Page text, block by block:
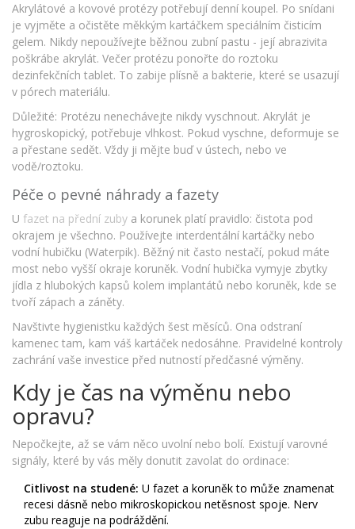
Akrylátové a kovové protézy potřebují denní koupel. Po snídani
je vyjměte a očistěte měkkým kartáčkem speciálním čisticím
gelem. Nikdy nepoužívejte běžnou zubní pastu - její abrazivita
poškrábe akrylát. Večer protézu ponořte do roztoku
dezinfekčních tablet. To zabije plísně a bakterie, které se usazují
v pórech materiálu.
Důležité: Protézu nenechávejte nikdy vyschnout. Akrylát je
hygroskopický, potřebuje vlhkost. Pokud vyschne, deformuje se
a přestane sedět. Vždy ji mějte buď v ústech, nebo ve
vodě/roztoku.
Péče o pevné náhrady a fazety
U fazet na přední zuby a korunek platí pravidlo: čistota pod
okrajem je všechno. Používejte interdentální kartáčky nebo
vodní hubičku (Waterpik). Běžný nit často nestačí, pokud máte
most nebo vyšší okraje koruněk. Vodní hubička vymyje zbytky
jídla z hlubokých kapsů kolem implantátů nebo koruněk, kde se
tvoří zápach a záněty.
Navštivte hygienistku každých šest měsíců. Ona odstraní
kamenec tam, kam váš kartáček nedosáhne. Pravidelné kontroly
zachrání vaše investice před nutností předčasné výměny.
Kdy je čas na výměnu nebo
opravu?
Nepočkejte, až se vám něco uvolní nebo bolí. Existují varovné
signály, které by vás měly donutit zavolat do ordinace:
Citlivost na studené: U fazet a koruněk to může znamenat
recesi dásně nebo mikroskopickou netěsnost spoje. Nerv
zubu reaguje na podráždění.